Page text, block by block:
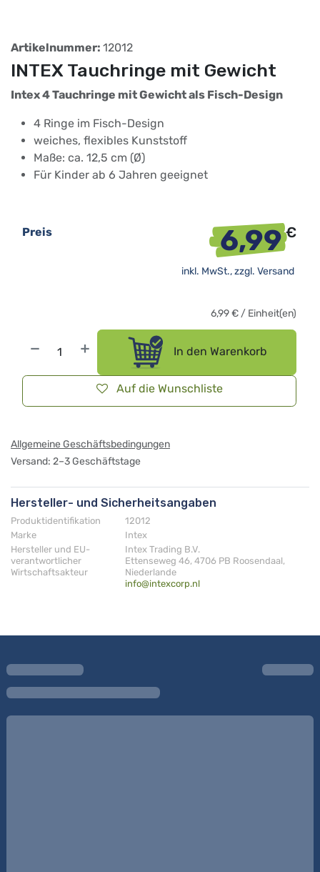
Artikelnummer: 12012
INTEX Tauchringe mit Gewicht
Intex 4 Tauchringe mit Gewicht als Fisch-Design
4 Ringe im Fisch-Design
weiches, flexibles Kunststoff
Maße: ca. 12,5 cm (Ø)
Für Kinder ab 6 Jahren geeignet
In den Warenkorb
Auf die Wunschliste
Preis 6,99€
inkl. MwSt., zzgl. Versand
6,99€ / Einheit(en)
Allgemeine Geschäftsbedingungen
Versand: 2–3 Geschäftstage
Hersteller- und Sicherheitsangaben
Produktidentifikation
12012
Marke
Intex
Hersteller und EU-
verantwortlicher
Wirtschaftsakteur
Intex Trading B.V.
Ettenseweg 46, 4706 PB Roosendaal,
Niederlande
info@intexcorp.nl